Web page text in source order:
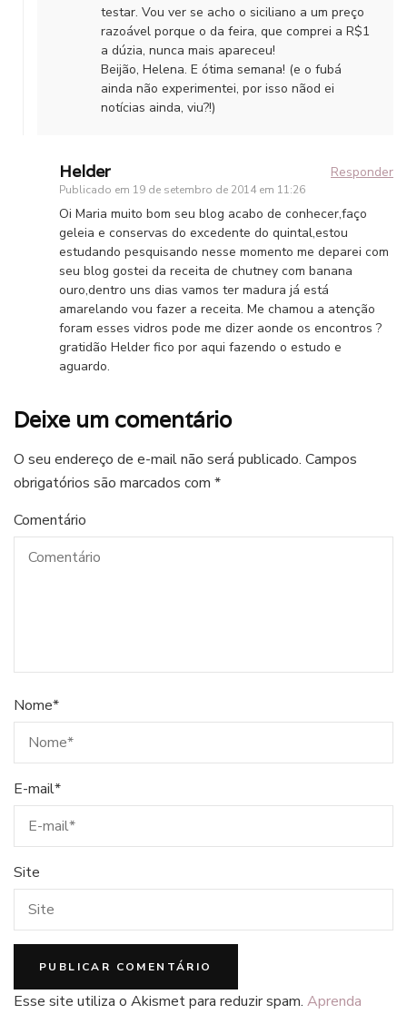
testar. Vou ver se acho o siciliano a um preço
razoável porque o da feira, que comprei a R$1
a dúzia, nunca mais apareceu!
Beijão, Helena. E ótima semana! (e o fubá
ainda não experimentei, por isso nãod ei
notícias ainda, viu?!)
Helder
Publicado em 19 de setembro de 2014 em 11:26
Responder
Oi Maria muito bom seu blog acabo de conhecer,faço
geleia e conservas do excedente do quintal,estou
estudando pesquisando nesse momento me deparei com
seu blog gostei da receita de chutney com banana
ouro,dentro uns dias vamos ter madura já está
amarelando vou fazer a receita. Me chamou a atenção
foram esses vidros pode me dizer aonde os encontros ?
gratidão Helder fico por aqui fazendo o estudo e
aguardo.
Deixe um comentário
O seu endereço de e-mail não será publicado. Campos
obrigatórios são marcados com *
Comentário
Nome*
E-mail*
Site
Esse site utiliza o Akismet para reduzir spam. Aprenda